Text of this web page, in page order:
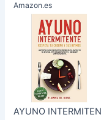
Amazon.es
AYUNO